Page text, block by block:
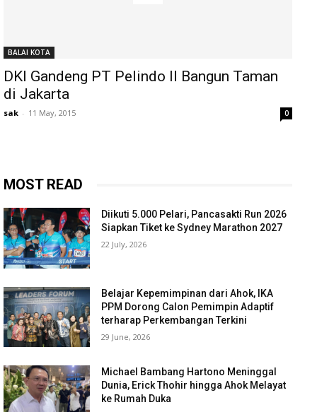
BALAI KOTA
DKI Gandeng PT Pelindo II Bangun Taman
di Jakarta
sak - 11 May, 2015 0
MOST READ
Diikuti 5.000 Pelari, Pancasakti Run 2026
Siapkan Tiket ke Sydney Marathon 2027
22 July, 2026
Belajar Kepemimpinan dari Ahok, IKA
PPM Dorong Calon Pemimpin Adaptif
terharap Perkembangan Terkini
29 June, 2026
Michael Bambang Hartono Meninggal
Dunia, Erick Thohir hingga Ahok Melayat
ke Rumah Duka